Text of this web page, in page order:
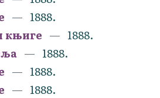
1888.
књиге
1888.
1888.
1888.
1888.